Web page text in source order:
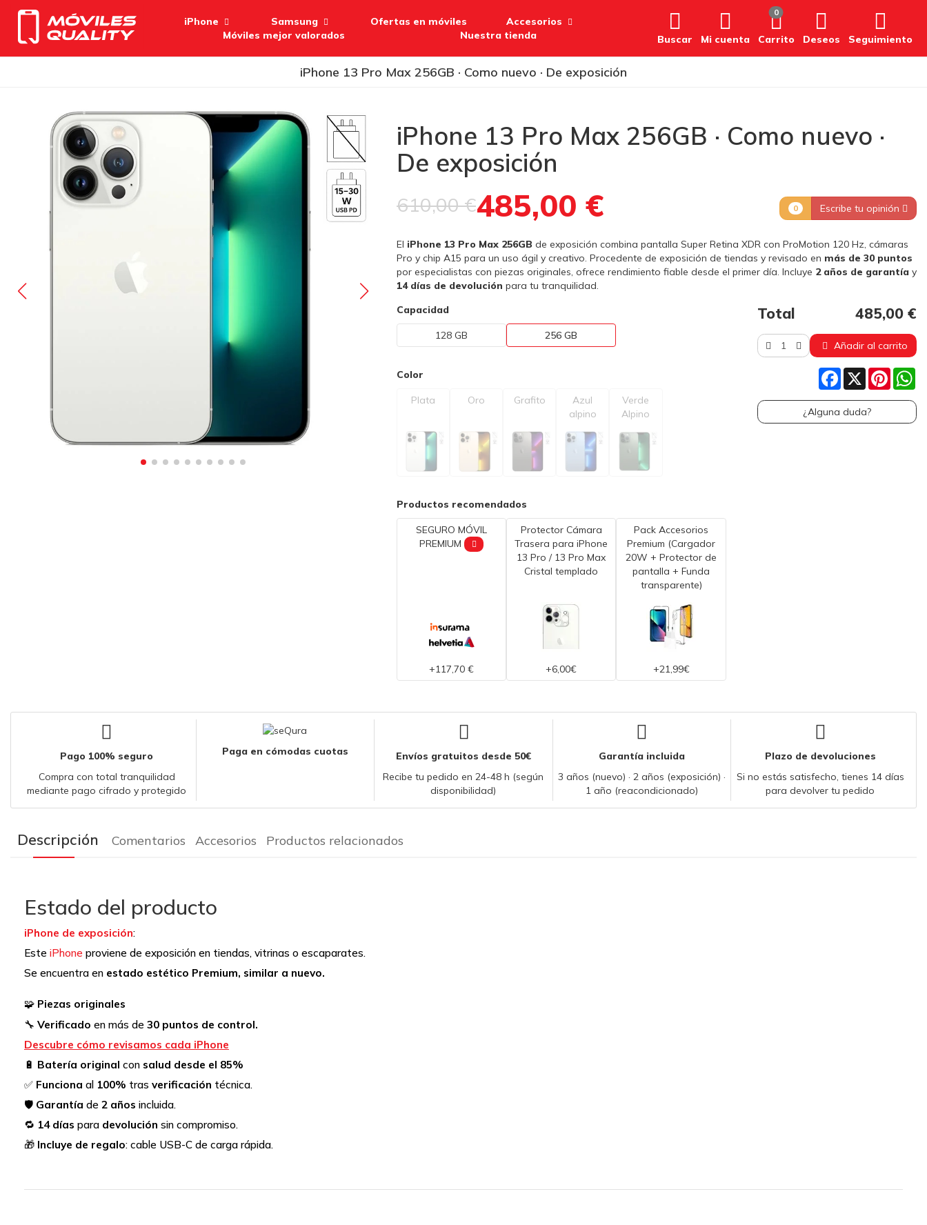
Buscar Mi cuenta Carrito
0
Deseos Seguimiento
iPhone Samsung Ofertas en móviles
Accesorios
Móviles mejor valorados
Nuestra tienda
iPhone 13 Pro Max 256GB · Como nuevo · De exposición
iPhone 13 Pro Max 256GB · Como nuevo ·
De exposición
610,00 €485,00 € 0 Escribe tu opinión
El iPhone 13 Pro Max 256GB de exposición combina pantalla Super Retina XDR con ProMotion 120 Hz, cámaras
Pro y chip A15 para un uso ágil y creativo. Procedente de exposición de tiendas y revisado en más de 30 puntos
por especialistas con piezas originales, ofrece rendimiento fiable desde el primer día. Incluye 2 años de garantía y
14 días de devolución para tu tranquilidad.
Capacidad
128 GB 256 GB
Color
Plata Oro Grafito
Azul
alpino
Verde
Alpino
Productos recomendados
SEGURO MÓVIL
PREMIUM
+117,70 €
Protector Cámara
Trasera para iPhone
13 Pro / 13 Pro Max
Cristal templado
+6,00€
Pack Accesorios
Premium (Cargador
20W + Protector de
pantalla + Funda
transparente)
+21,99€
Total 485,00 €
Añadir al carrito
Facebook
X
¿Alguna duda?
Pago 100% seguro
Compra con total tranquilidad
mediante pago cifrado y protegido
Paga en cómodas cuotas
Envíos gratuitos desde 50€
Recibe tu pedido en 24-48 h (según
disponibilidad)
Garantía incluida
3 años (nuevo) · 2 años (exposición) ·
1 año (reacondicionado)
Plazo de devoluciones
Si no estás satisfecho, tienes 14 días
para devolver tu pedido
Descripción Comentarios Accesorios Productos relacionados
Estado del producto
iPhone de exposición:
Este iPhone proviene de exposición en tiendas, vitrinas o escaparates.
Se encuentra en estado estético Premium, similar a nuevo.
🧩 Piezas originales
🔧 Verificado en más de 30 puntos de control.
Descubre cómo revisamos cada iPhone
🔋 Batería original con salud desde el 85%
✅ Funciona al 100% tras verificación técnica.
🛡️ Garantía de 2 años incluida.
🔁 14 días para devolución sin compromiso.
🎁 Incluye de regalo: cable USB-C de carga rápida.